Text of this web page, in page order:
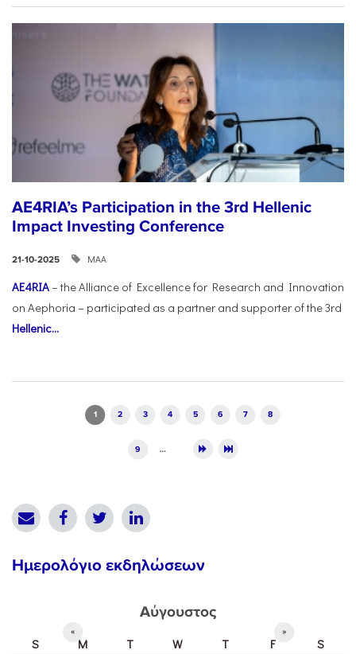
AE4RIA’s Participation in the 3rd Hellenic
Impact Investing Conference
21-10-2025 ΜΑΑ
AE4RIA– the Alliance of Excellence for Research and Innovation
on Aephoria – participated as a partner and supporter of the 3rd
Hellenic...
1 2 3 4 5 6 7 8
9 …
Ημερολόγιο εκδηλώσεων
Αύγουστος
« »
S M T W T F
S